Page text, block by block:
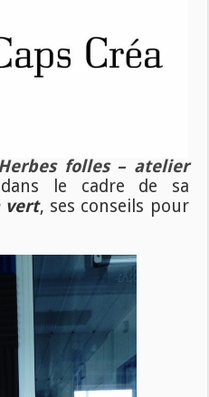
folles – atelier
le cadre de sa
vert, ses conseils pour